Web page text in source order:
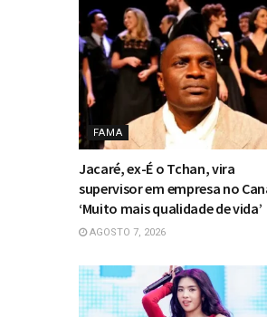
FAMA
Jacaré, ex-É o Tchan, vira
supervisor em empresa no
‘Muito mais qualidade de vida’
AGOSTO 7, 2026